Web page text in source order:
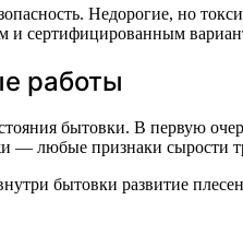
Недорогие, но
и сертифицированным
работы
бытовки. В первую
— любые признаки сырости
бытовки развитие